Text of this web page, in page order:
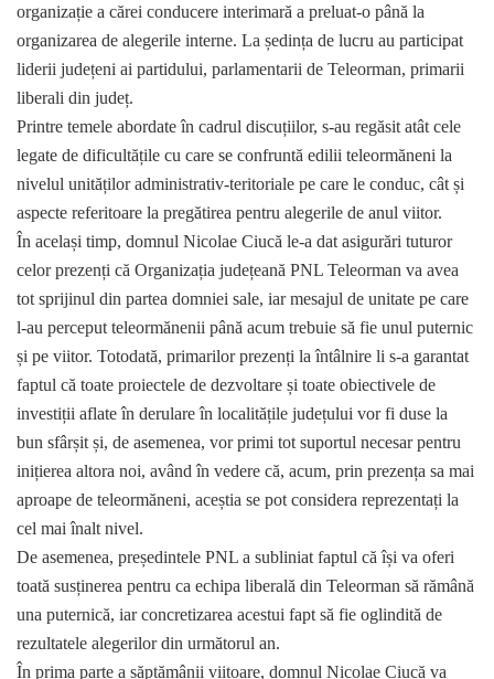
organizație a cărei conducere interimară a preluat-o până la
organizarea de alegerile interne. La ședința de lucru au participat
liderii județeni ai partidului, parlamentarii de Teleorman, primarii
liberali din județ.
Printre temele abordate în cadrul discuțiilor, s-au regăsit atât cele
legate de dificultățile cu care se confruntă edilii teleormăneni la
nivelul unităților administrativ-teritoriale pe care le conduc, cât și
aspecte referitoare la pregătirea pentru alegerile de anul viitor.
În același timp, domnul Nicolae Ciucă le-a dat asigurări tuturor
celor prezenți că Organizația județeană PNL Teleorman va avea
tot sprijinul din partea domniei sale, iar mesajul de unitate pe care
l-au perceput teleormănenii până acum trebuie să fie unul puternic
și pe viitor. Totodată, primarilor prezenți la întâlnire li s-a garantat
faptul că toate proiectele de dezvoltare și toate obiectivele de
investiții aflate în derulare în localitățile județului vor fi duse la
bun sfârșit și, de asemenea, vor primi tot suportul necesar pentru
inițierea altora noi, având în vedere că, acum, prin prezența sa mai
aproape de teleormăneni, aceștia se pot considera reprezentați la
cel mai înalt nivel.
De asemenea, președintele PNL a subliniat faptul că își va oferi
toată susținerea pentru ca echipa liberală din Teleorman să rămână
una puternică, iar concretizarea acestui fapt să fie oglindită de
rezultatele alegerilor din următorul an.
În prima parte a săptămânii viitoare, domnul Nicolae Ciucă va